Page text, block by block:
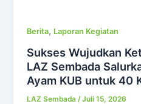
Berita, Laporan Kegiatan
Sukses Wujudkan
LAZ Sembada
Ayam KUB untuk 40
LAZ Sembada/Juli 15, 2026